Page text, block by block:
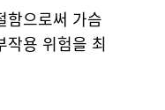
함으로써 가슴
작용 위험을 최